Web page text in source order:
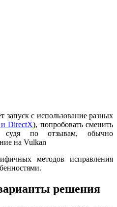
запуск с использование разных
DirectX), попробовать сменить
судя по отзывам, обычно
на Vulkan
методов исправления
решения